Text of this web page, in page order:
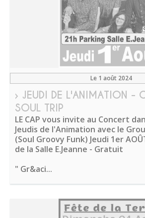
Le 1 août 2024
› JEUDI DE L'ANIMATION -
SOUL TRIP
LE CAP vous invite au Concert
Jeudis de l'Animation avec le
(Soul Groovy Funk) Jeudi 1er
de la Salle E.Jeanne - Gratuit
" Gr&aci...